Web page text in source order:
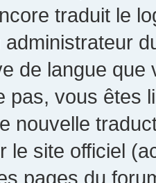
traduit le
de langue
pas, vous êtes
nouvelle
le site officiel
pages du